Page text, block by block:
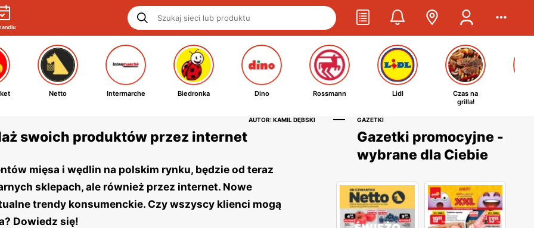
Netto Intermarche Biedronka Dino Rossmann Lidl
Czas na
grilla!
AUTOR: KAMIL DĘBSKI
swoich produktów przez internet
mięsa i wędlin na polskim rynku, będzie od teraz
sklepach, ale również przez internet. Nowe
trendy konsumenckie. Czy wszyscy klienci mogą
Dowiedz się!
GAZETKI
Gazetki promocyjne -
wybrane dla Ciebie